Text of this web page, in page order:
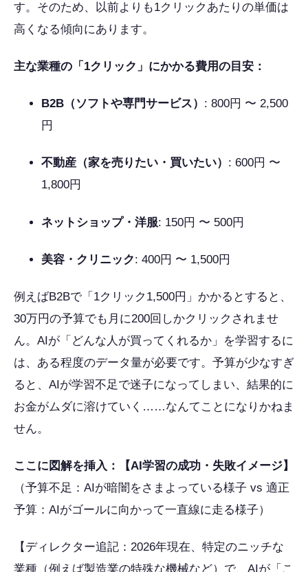
す。そのため、以前よりも1クリックあたりの単価は
高くなる傾向にあります。
主な業種の「1クリック」にかかる費用の目安：
B2B（ソフトや専門サービス） : 800円 〜 2,500
円
不動産（家を売りたい・買いたい） : 600円 〜
1,800円
ネットショップ・洋服: 150円 〜 500円
美容・クリニック: 400円 〜 1,500円
例えばB2Bで「1クリック1,500円」かかるとすると、
30万円の予算でも月に200回しかクリックされませ
ん。AIが「どんな人が買ってくれるか」を学習するに
は、ある程度のデータ量が必要です。予算が少なすぎ
ると、AIが学習不足で迷子になってしまい、結果的に
お金がムダに溶けていく……なんてことになりかねま
せん。
ここに図解を挿入：【AI学習の成功・失敗イメージ】
（予算不足：AIが暗闇をさまよっている様子 vs 適正
予算：AIがゴールに向かって一直線に走る様子）
【ディレクター追記：2026年現在、特定のニッチな
業種（例えば製造業の特殊な機械など）で、AIが「こ